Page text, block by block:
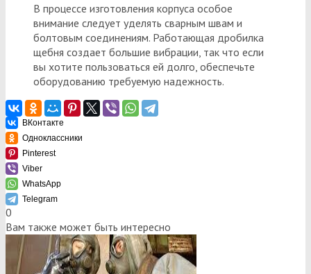
В процессе изготовления корпуса особое
внимание следует уделять сварным швам и
болтовым соединениям. Работающая дробилка
щебня создает большие вибрации, так что если
вы хотите пользоваться ей долго, обеспечьте
оборудованию требуемую надежность.
ВКонтакте
Одноклассники
Pinterest
Viber
WhatsApp
Telegram
0
Вам также может быть интересно